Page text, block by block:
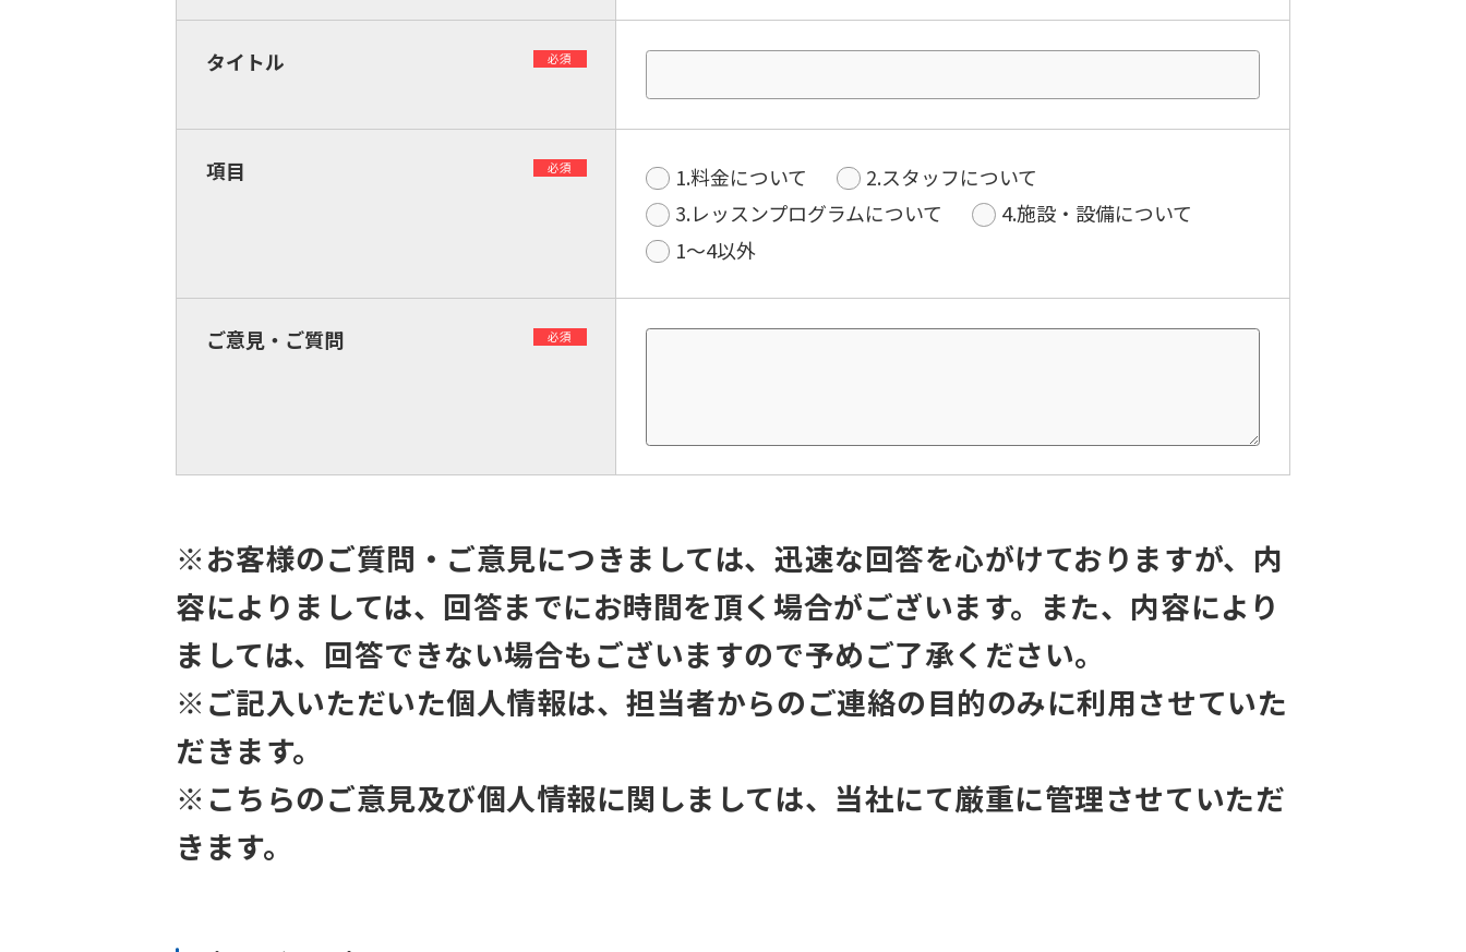
タイトル 必須
項目 必須 1.料金について
2.スタッフについて
3.レッスンプログラムについて
4.施設・設備について
1〜4以外
ご意見・ご質問 必須
※お客様のご質問・ご意見につきましては、迅速な回答を心がけておりますが、内
容によりましては、回答までにお時間を頂く場合がございます。また、内容により
ましては、回答できない場合もございますので予めご了承ください。
※ご記入いただいた個人情報は、担当者からのご連絡の目的のみに利用させていた
だきます。
※こちらのご意見及び個人情報に関しましては、当社にて厳重に管理させていただ
きます。